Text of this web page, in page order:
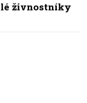
živnostníky